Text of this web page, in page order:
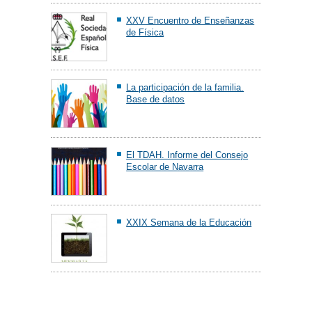
XXV Encuentro de Enseñanzas
de Física
La participación de la familia.
Base de datos
El TDAH. Informe del Consejo
Escolar de Navarra
XXIX Semana de la Educación